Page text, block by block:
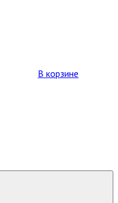
В корзине